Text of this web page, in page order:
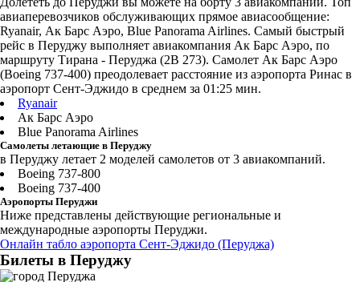
авиаперевозчиков обслуживающих прямое авиасообщение:
Ryanair, Ак Барс Аэро, Blue Panorama Airlines. Самый быстрый
рейс в Перуджу выполняет авиакомпания Ак Барс Аэро, по
маршруту Тирана - Перуджа (2B 273). Самолет Ак Барс Аэро
(Boeing 737-400) преодолевает расстояние из аэропорта Ринас в
аэропорт Сент-Эджидо в среднем за 01:25 мин.
Ryanair
Ак Барс Аэро
Blue Panorama Airlines
Самолеты летающие в Перуджу
в Перуджу летает 2 моделей самолетов от 3 авиакомпаний.
Boeing 737-800
Boeing 737-400
Аэропорты Перуджи
Ниже представлены действующие региональные и
международные аэропорты Перуджи.
Онлайн табло аэропорта Сент-Эджидо (Перуджа)
Билеты в Перуджу